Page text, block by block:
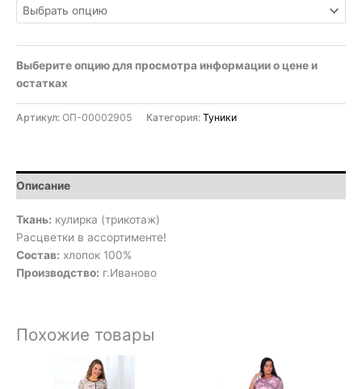
Выберите опцию для просмотра информации о цене и
остатках
Артикул: ОП-00002905 Категория: Туники
Описание
Ткань: кулирка (трикотаж)
Расцветки в ассортименте!
Состав: хлопок 100%
Производство: г.Иваново
Похожие товары